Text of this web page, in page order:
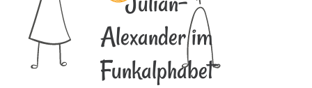
Alexander im
Funkalphabet